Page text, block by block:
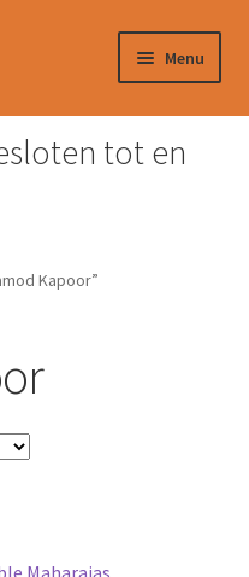
Menu
tot en
Kapoor”